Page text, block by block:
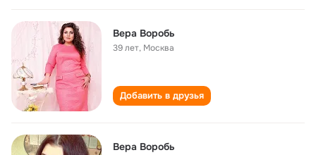
Вера Воробь
39 лет, Москва
Добавить в друзья
Вера Воробь